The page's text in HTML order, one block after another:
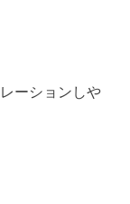
ーションしや